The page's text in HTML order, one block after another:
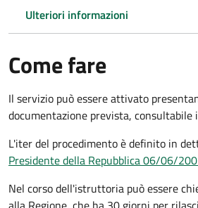
Ulteriori informazioni
Come fare
Il servizio può essere attivato
documentazione prevista, consultabile
L'iter del procedimento è definito in
Presidente della Repubblica 06/06/
Nel corso dell'istruttoria può essere